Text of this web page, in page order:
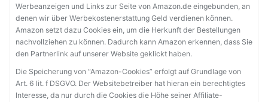
Werbeanzeigen und Links zur Seite von Amazon.de eingebunden, an
denen wir über Werbekostenerstattung Geld verdienen können.
Amazon setzt dazu Cookies ein, um die Herkunft der Bestellungen
nachvollziehen zu können. Dadurch kann Amazon erkennen, dass Sie
den Partnerlink auf unserer Website geklickt haben.
Die Speicherung von “Amazon-Cookies” erfolgt auf Grundlage von
Art. 6 lit. f DSGVO. Der Websitebetreiber hat hieran ein berechtigtes
Interesse, da nur durch die Cookies die Höhe seiner Affiliate-